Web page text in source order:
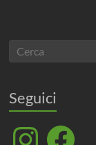
Seguici
InstagramFacebook